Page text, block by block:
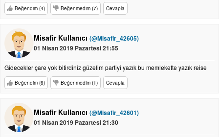
Beğendim (4) Beğenmedim (7) Cevapla
Misafir Kullanıcı (@Misafir_42605)
01 Nisan 2019 Pazartesi 21:55
Gidecekler çare yok bitirdiniz güzelim partiyi yazık bu memlekette yazık reise
Beğendim (6) Beğenmedim (1) Cevapla
Misafir Kullanıcı (@Misafir_42601)
01 Nisan 2019 Pazartesi 21:30